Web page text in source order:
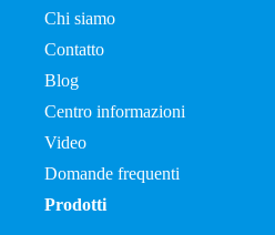
Chi siamo
Contatto
Blog
Centro informazioni
Video
Domande frequenti
Prodotti